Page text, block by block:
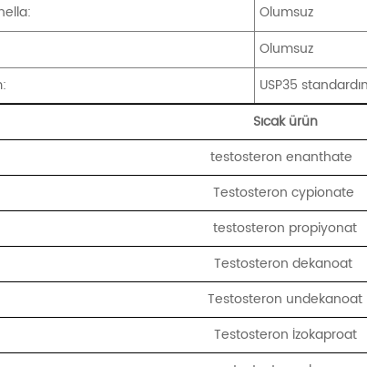
Olumsuz
Olumsuz
USP35
Sıcak ürün
testosteron enanthate
Testosteron cypionate
testosteron propiyonat
Testosteron dekanoat
Testosteron undekanoat
Testosteron İzokaproat